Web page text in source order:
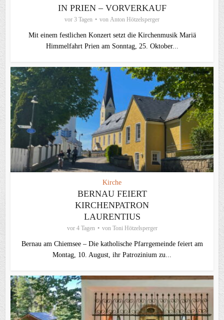
IN PRIEN – VORVERKAUF
vor 3 Tagen von Anton Hötzelsperger
Mit einem festlichen Konzert setzt die Kirchenmusik Mariä
Himmelfahrt Prien am Sonntag, 25. Oktober...
Kirche
BERNAU FEIERT
KIRCHENPATRON
LAURENTIUS
vor 4 Tagen von Toni Hötzelsperger
Bernau am Chiemsee – Die katholische Pfarrgemeinde feiert am
Montag, 10. August, ihr Patrozinium zu...